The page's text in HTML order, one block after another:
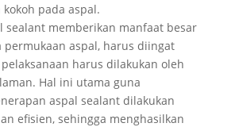
pada aspal.
sealant memberikan manfaat besar
permukaan aspal, harus diingat
harus dilakukan oleh
Hal ini utama guna
aspal sealant dilakukan
efisien, sehingga menghasilkan